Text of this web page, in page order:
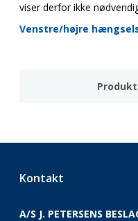
viser derfor ikke
Venstre/højre
Kontakt
A/S J. PETERSENS